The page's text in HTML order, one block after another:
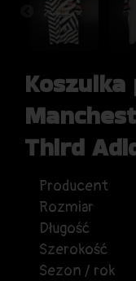
Koszulka
Third
Producent
Rozmiar
Długość
Szerokość
Sezon / rok